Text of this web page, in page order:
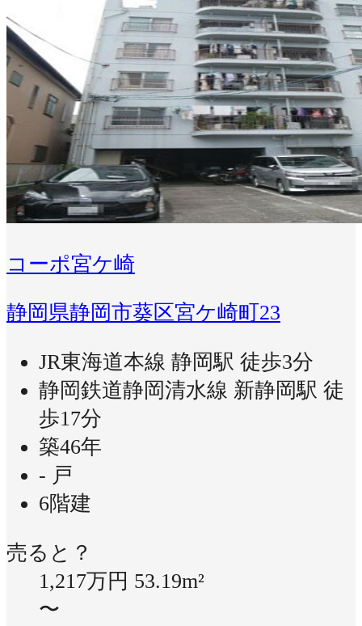
コーポ宮ケ崎
静岡県静岡市葵区宮ケ崎町23
JR東海道本線 静岡駅 徒歩3分
静岡鉄道静岡清水線 新静岡駅 徒
歩17分
築46年
- 戸
6階建
売ると？
1,217万円 53.19m²
〜